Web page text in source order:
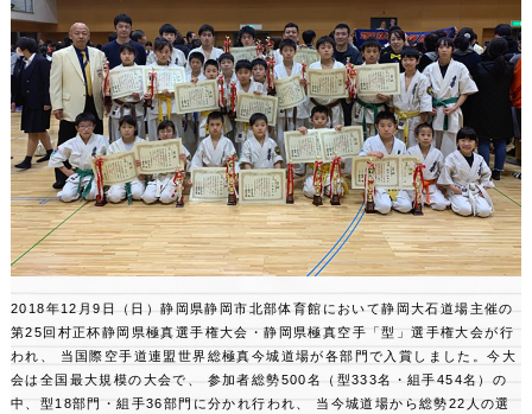
2018年12月9日（日）静岡県静岡市北部体育館において静岡大石道場主催の
第25回村正杯静岡県極真選手権大会・静岡県極真空手「型」選手権大会が行
われ、
当国際空手道連盟世界総極真今城道場が各部門で入賞しました。今大
会は全国最大規模の大会で、
参加者総勢500名（型333名・組手454名）の
中、型18部門・組手36部門に分かれ行われ、
当今城道場から総勢22人の選